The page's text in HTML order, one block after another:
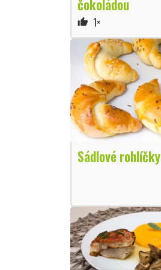
čokoládou
thumb_up 1×
Sádlové rohlíčky